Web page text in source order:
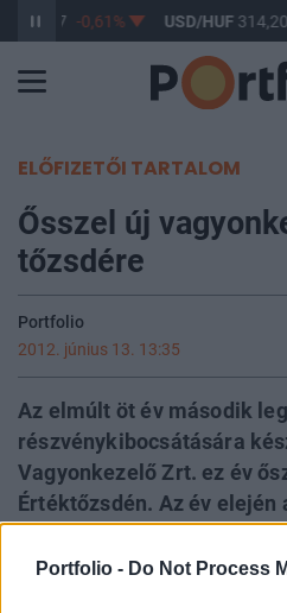
Portfolio - Do Not Process
363,17 -0,61% USD/HUF314,20
ELŐFIZETŐI TARTALOM
Ősszel új
tőzsdére
Portfolio
2012. június 13. 13:35
Az elmúlt öt év második
részvénykibocsátására
Vagyonkezelő Zrt. ez év
Értéktőzsdén. Az év
saját tőkéje meghaladja